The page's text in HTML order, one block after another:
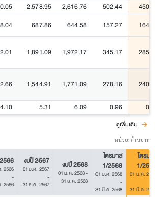
2,578.95 2,616.76 502.44
687.86 644.58 157.27
1,891.09 1,972.17 345.17
1,544.91 1,771.09 278.16
4.10 5.31 6.09 0.96
ดูเพิ่มเติม
หน่วย: ล้านบาท
2566
-
2566
งบปี 2567
01 ม.ค. 2567
-
31 ธ.ค. 2567
งบปี 2568
01 ม.ค. 2568-
31 ธ.ค. 2568
ไตรมาส
1/2568
01 ม.ค. 2568
-
31 มี.ค. 2568
ไตรมา
1/
01 ม.ค.
31 มี.ค.